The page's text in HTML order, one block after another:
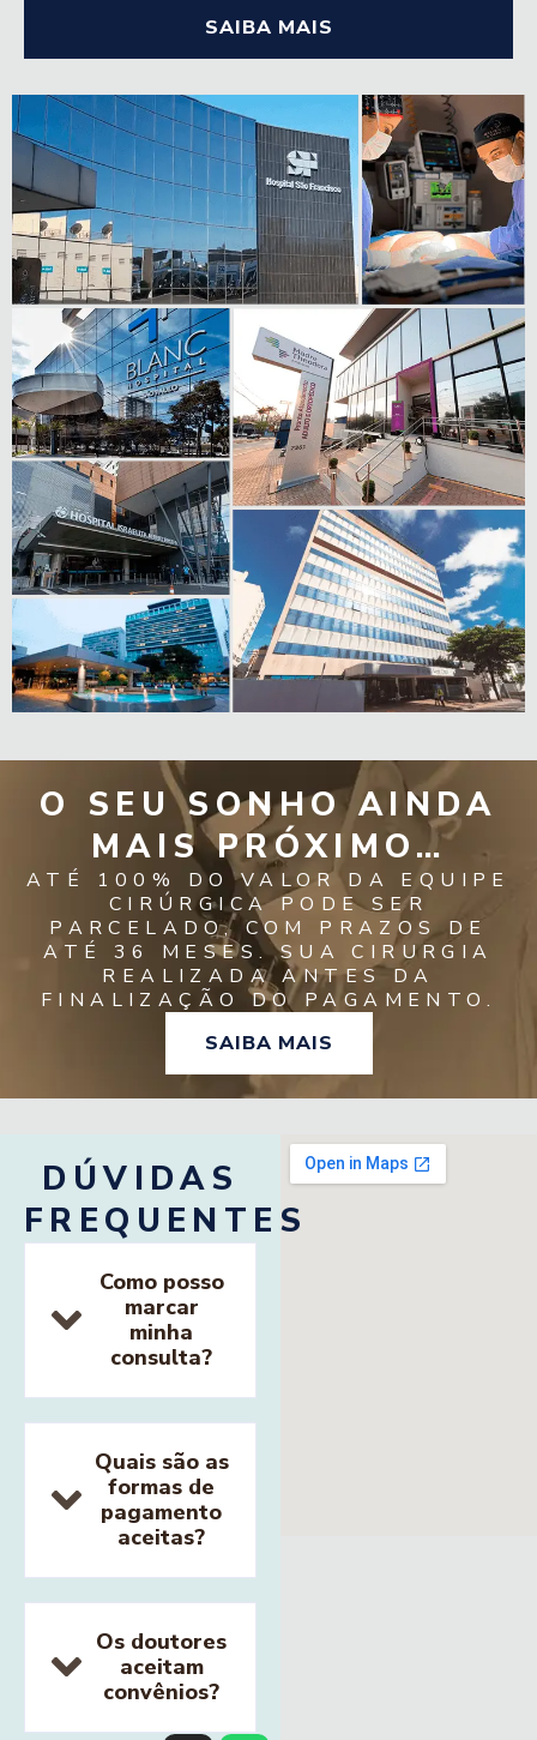
SAIBA MAIS
O SEU SONHO AINDA
MAIS PRÓXIMO…
ATÉ 100% DO VALOR DA EQUIPE
CIRÚRGICA PODE SER
PARCELADO, COM PRAZOS DE
ATÉ 36 MESES. SUA CIRURGIA
REALIZADA ANTES DA
FINALIZAÇÃO DO PAGAMENTO.
SAIBA MAIS
DÚVIDAS
FREQUENTES
Como posso
marcar
minha
consulta?
Quais são as
formas de
pagamento
aceitas?
Os doutores
aceitam
convênios?